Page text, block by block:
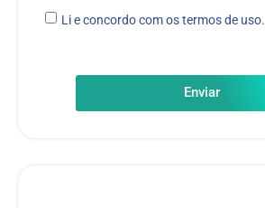
Li e concordo com os termos de uso.
Enviar